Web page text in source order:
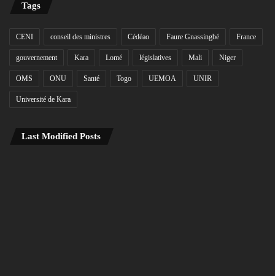
Tags
CENI conseil des ministres Cédéao Faure Gnassingbé France
gouvernement Kara Lomé législatives Mali Niger
OMS ONU Santé Togo UEMOA UNIR
Université de Kara
Last Modified Posts